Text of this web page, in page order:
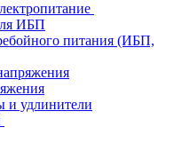
ИБП
питания (ИБП,
и удлинители